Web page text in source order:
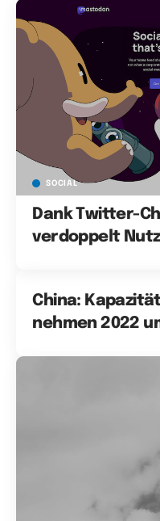
SOCIAL
Dank Twitter-
verdoppelt
China:
nehmen 2022